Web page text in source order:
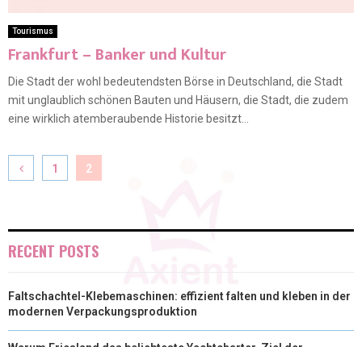
Tourismus
Frankfurt – Banker und Kultur
Die Stadt der wohl bedeutendsten Börse in Deutschland, die Stadt
mit unglaublich schönen Bauten und Häusern, die Stadt, die zudem
eine wirklich atemberaubende Historie besitzt...
1 2
RECENT POSTS
Faltschachtel-Klebemaschinen: effizient falten und kleben in der
modernen Verpackungsproduktion